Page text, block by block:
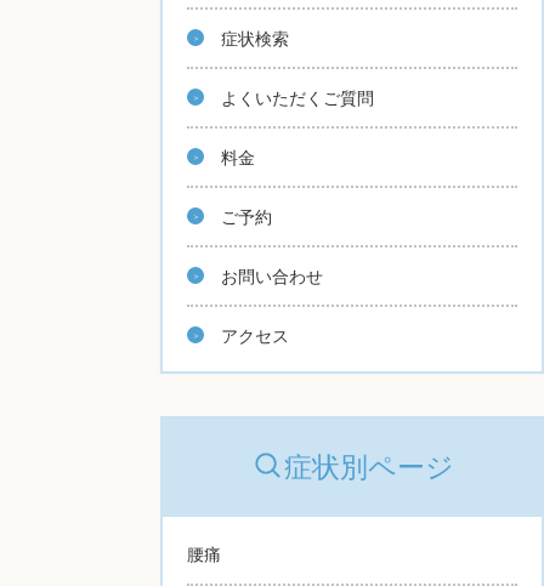
症状検索
よくいただくご質問
料金
ご予約
お問い合わせ
アクセス
症状別ページ
腰痛